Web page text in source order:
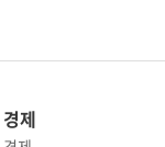
경제